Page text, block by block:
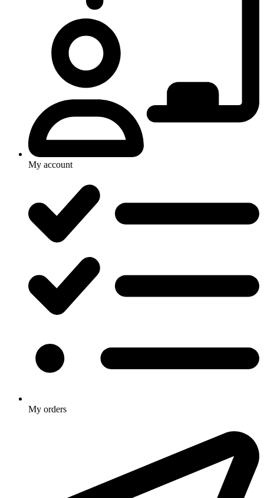
My account
My orders